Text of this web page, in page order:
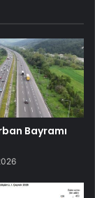
Bayramı